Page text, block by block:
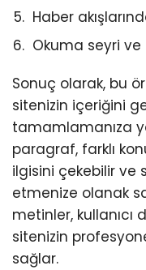
Haber
Okuma seyri
Sonuç olarak, bu
sitenizin içeriğini
tamamlamanıza
paragraf, farklı
ilgisini çekebilir ve
etmenize olanak
metinler, kullanıcı
sitenizin
sağlar.